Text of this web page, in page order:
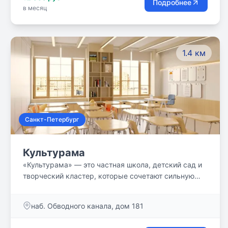
режим обучения. Форма обучения оказалась
отличников до слабоуспевающих. ЧОУ `Школа
`Плюс` имеет лицензию на право образовательной
деятельности.
в месяц
Подробнее
1.4 км
Санкт-Петербург
Культурама
«Культурама» — это частная школа, детский сад и
творческий кластер, которые сочетают сильную
наб. Обводного канала, дом 181